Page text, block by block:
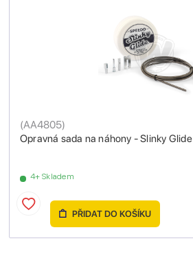
Opravná sada na náhony - Slinky Glide
(AA4805)
4+ Skladem
PŘIDAT DO KOŠÍKU